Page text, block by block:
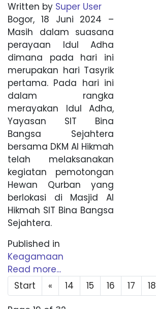
Written by Super User
Bogor, 18 Juni 2024 –
Masih dalam suasana
perayaan Idul Adha
dimana pada hari ini
merupakan hari Tasyrik
pertama. Pada hari ini
dalam rangka
merayakan Idul Adha,
Yayasan SIT Bina
Bangsa Sejahtera
bersama DKM Al Hikmah
telah melaksanakan
kegiatan pemotongan
Hewan Qurban yang
berlokasi di Masjid Al
Hikmah SIT Bina Bangsa
Sejahtera.
Published in
Keagamaan
Read more...
Start
« 14 15 16 17 18